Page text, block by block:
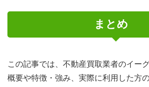
まとめ
この記事では、不動産買取業者のイー
概要や特徴・強み、実際に利用した方